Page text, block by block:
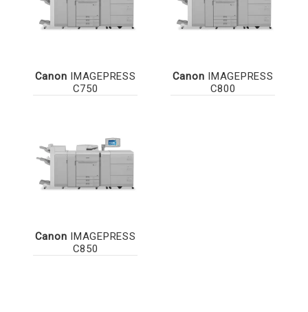
Canon IMAGEPRESS
C750
Canon IMAGEPRESS
C800
Canon IMAGEPRESS
C850